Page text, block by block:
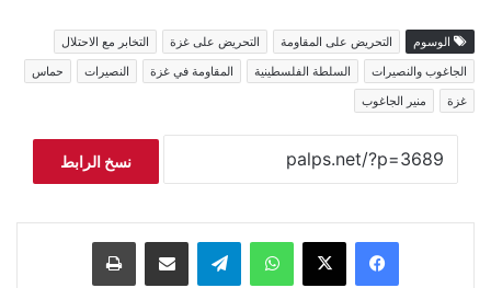
الوسوم التحريض على المقاومة التحريض على غزة
التخابر مع الاحتلال
الجاغوب والنصيرات
السلطة الفلسطينية المقاومة في غزة النصيرات
حماس
غزة
منير الجاغوب
نسخ الرابط
فيسبوك ‫X واتساب تيلقرام مشاركة عبر البريد طباعة